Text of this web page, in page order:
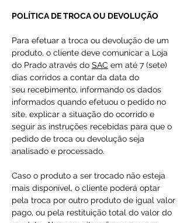
POLÍTICA DE TROCA OU DEVOLUÇÃO
Para efetuar a troca ou devolução de um
produto, o cliente deve comunicar a Loja
do Prado através do SAC em até 7 (sete)
dias corridos a contar da data do
seu recebimento, informando os dados
informados quando efetuou o pedido no
site, explicar a situação do ocorrido e
seguir as instruções recebidas para que o
pedido de troca ou devolução seja
analisado e processado.
Caso o produto a ser trocado não esteja
mais disponível, o cliente poderá optar
pela troca por outro produto de igual valor
pago, ou pela restituição total do valor do